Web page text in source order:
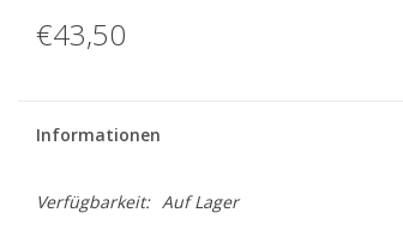
€43,50
Informationen
Verfügbarkeit: Auf Lager